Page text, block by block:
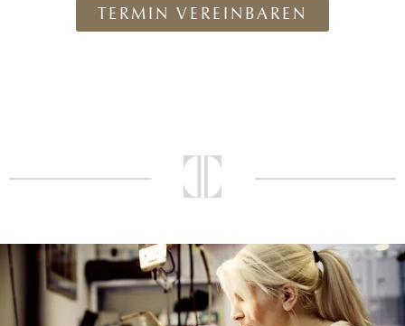
TERMIN VEREINBAREN